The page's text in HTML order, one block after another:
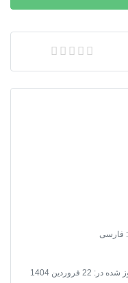
فارسی
شده در: 22 فروردین 1404